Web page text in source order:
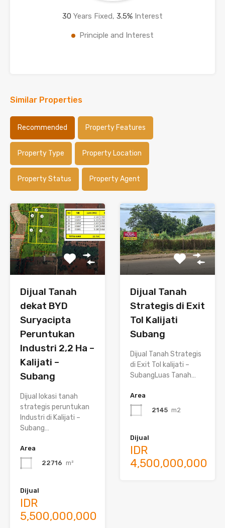
30 Years Fixed, 3.5% Interest
Principle and Interest
Similar Properties
Recommended Property Features
Property Type Property Location
Property Status Property Agent
Dijual Tanah
dekat BYD
Suryacipta
Peruntukan
Industri 2,2 Ha –
Kalijati –
Subang
Dijual lokasi tanah
strategis peruntukan
Industri di Kalijati –
Subang…
Area
22716 m²
Dijual
IDR
5,500,000,000
Dijual Tanah
Strategis di Exit
Tol Kalijati
Subang
Dijual Tanah Strategis
di Exit Tol kalijati –
SubangLuas Tanah…
Area
2145 m2
Dijual
IDR
4,500,000,000